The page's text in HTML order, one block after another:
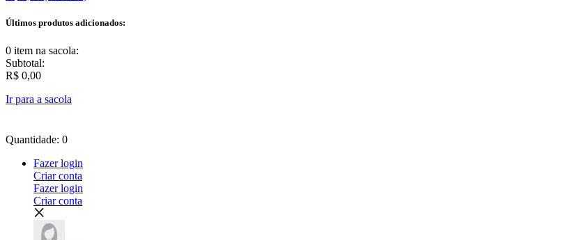
Últimos produtos adicionados:
0 item na sacola:
Subtotal:
R$ 0,00
Ir para a sacola
Quantidade: 0
Fazer login
Criar conta
Fazer login
Criar conta